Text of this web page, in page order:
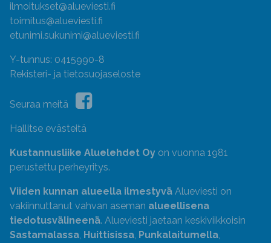
ilmoitukset@alueviesti.fi
toimitus@alueviesti.fi
etunimi.sukunimi@alueviesti.fi
Y-tunnus: 0415990-8
Rekisteri- ja tietosuojaseloste
Seuraa meitä
Hallitse evästeitä
Kustannusliike Aluelehdet Oy on vuonna 1981
perustettu perheyritys.
Viiden kunnan alueella ilmestyvä Alueviesti on
vakiinnuttanut vahvan aseman alueellisena
tiedotusvälineenä. Alueviesti jaetaan keskiviikkoisin
Sastamalassa, Huittisissa, Punkalaitumella,